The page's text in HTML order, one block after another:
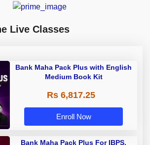
Live Classes
Bank Maha Pack Plus with English
Medium Book Kit
Rs 6,817.25
Enroll Now
Bank Maha Pack Plus For IBPS,